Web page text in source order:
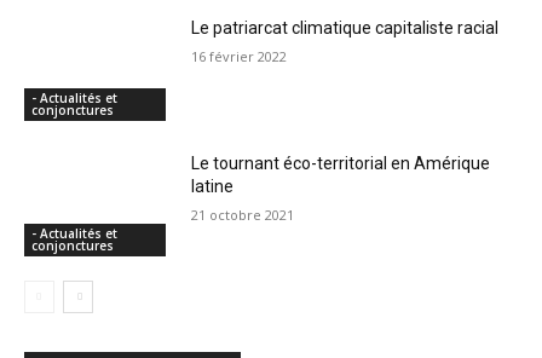
- Actualités et
conjonctures
Le patriarcat climatique capitaliste racial
16 février 2022
- Actualités et
conjonctures
Le tournant éco-territorial en Amérique
latine
21 octobre 2021